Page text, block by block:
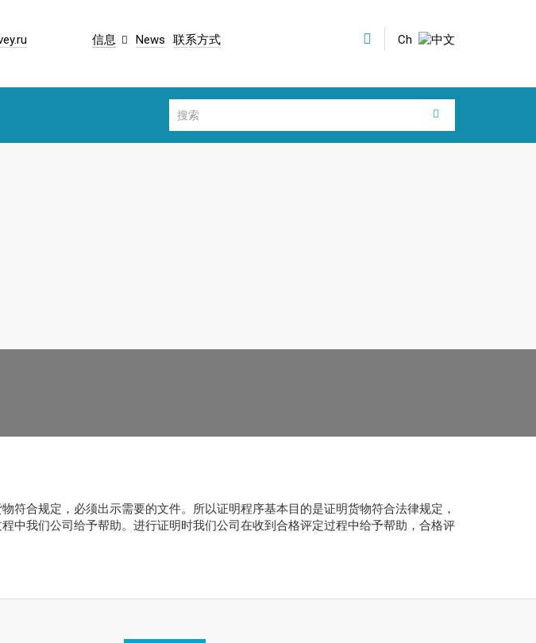
信息 News 联系方式 Ch
合规定，必须出示需要的文件。所以证明程序基本目的是证明货物符合法律规定，
中我们公司给予帮助。进行证明时我们公司在收到合格评定过程中给予帮助，合格评